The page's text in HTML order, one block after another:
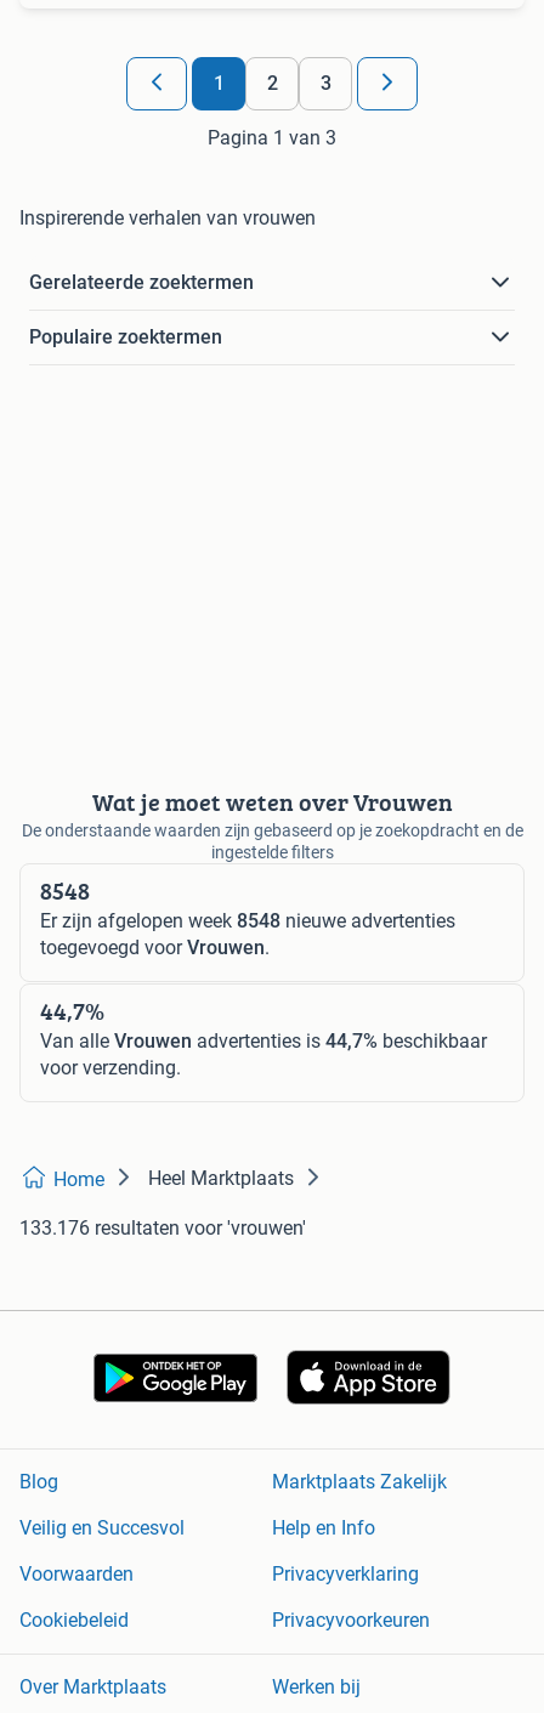
1 2 3
Pagina 1 van 3
Inspirerende verhalen van vrouwen
Gerelateerde zoektermen
Populaire zoektermen
Wat je moet weten over Vrouwen
De onderstaande waarden zijn gebaseerd op je zoekopdracht en de
ingestelde filters
8548
Er zijn afgelopen week 8548 nieuwe advertenties
toegevoegd voorVrouwen.
44,7%
Van alle Vrouwen advertenties is 44,7% beschikbaar
voor verzending.
Home Heel Marktplaats
133.176 resultaten voor 'vrouwen'
Blog
Marktplaats Zakelijk
Veilig en Succesvol
Help en Info
Voorwaarden
Privacyverklaring
Cookiebeleid
Privacyvoorkeuren
Over Marktplaats Werken bij